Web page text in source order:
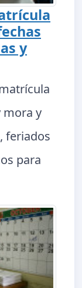
y
mora y
feriados
para